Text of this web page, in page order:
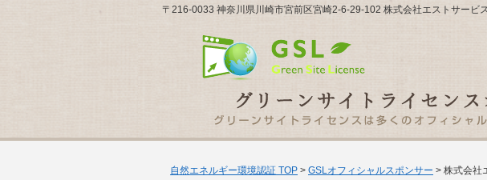
〒216-0033 神奈川県川崎市宮前区宮崎2-6-29-102 株式会社エストサービ
自然エネルギー環境認証 TOP > GSLオフィシャルスポンサー > 株式会社